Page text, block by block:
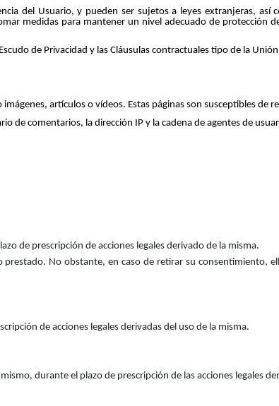
del Usuario, y pueden ser sujetos a leyes extranjeras, así
medidas para mantener un nivel adecuado de protección
de Privacidad y las Cláusulas contractuales tipo de la
artículos o vídeos. Estas páginas son susceptibles de
de comentarios, la dirección IP y la cadena de agentes de
de prescripción de acciones legales derivado de la misma.
No obstante, en caso de retirar su consentimiento,
de acciones legales derivadas del uso de la misma.
durante el plazo de prescripción de las acciones legales